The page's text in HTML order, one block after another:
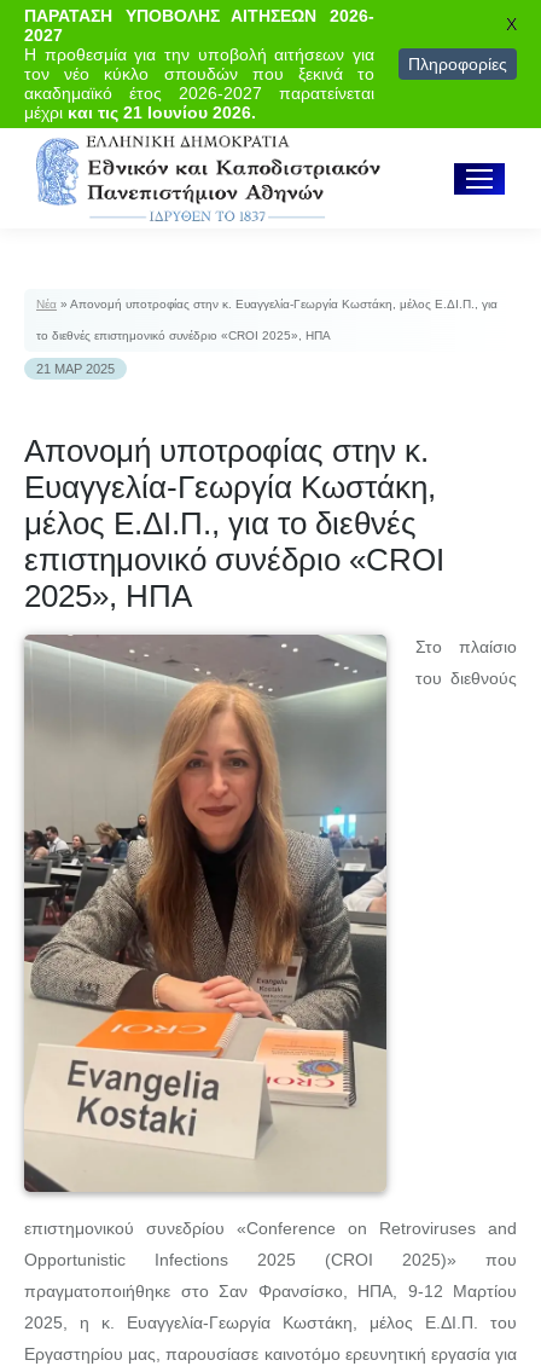
Νέα » Απονομή υποτροφίας στην κ. Ευαγγελία-Γεωργία Κωστάκη, μέλος Ε.ΔΙ.Π., για
το διεθνές επιστημονικό συνέδριο «CROI 2025», ΗΠΑ
21 ΜΑΡ 2025
Απονομή υποτροφίας στην κ.
Ευαγγελία-Γεωργία Κωστάκη,
μέλος Ε.ΔΙ.Π., για το διεθνές
επιστημονικό συνέδριο «CROI
2025», ΗΠΑ
Στο πλαίσιο
του διεθνούς
επιστημονικού συνεδρίου «Conference on Retroviruses and
Opportunistic Infections 2025 (CROI 2025)» που
πραγματοποιήθηκε στο Σαν Φρανσίσκο, ΗΠΑ, 9-12 Μαρτίου
2025, η κ. Ευαγγελία-Γεωργία Κωστάκη, μέλος Ε.ΔΙ.Π. του
Εργαστηρίου μας, παρουσίασε καινοτόμο ερευνητική εργασία για
ΠΑΡΑΤΑΣΗ ΥΠΟΒΟΛΗΣ ΑΙΤΗΣΕΩΝ 2026-
2027
Η προθεσμία για την υποβολή αιτήσεων για
τον νέο κύκλο σπουδών που ξεκινά το
ακαδημαϊκό έτος 2026-2027 παρατείνεται
μέχρι και τις 21 Ιουνίου 2026.
Πληροφορίες
X